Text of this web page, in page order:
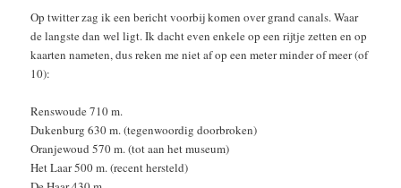
Op twitter zag ik een bericht voorbij komen over grand canals. Waar
de langste dan wel ligt. Ik dacht even enkele op een rijtje zetten en op
kaarten nameten, dus reken me niet af op een meter minder of meer (of
10):
Renswoude 710 m.
Dukenburg 630 m. (tegenwoordig doorbroken)
Oranjewoud 570 m. (tot aan het museum)
Het Laar 500 m. (recent hersteld)